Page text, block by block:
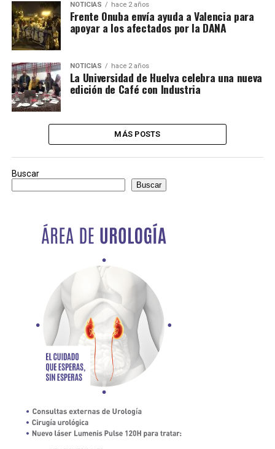
NOTICIAS hace 2 años
Frente Onuba envía ayuda a Valencia para
apoyar a los afectados por la DANA
NOTICIAS hace 2 años
La Universidad de Huelva celebra una nueva
edición de Café con Industria
MÁS POSTS
Buscar
Buscar